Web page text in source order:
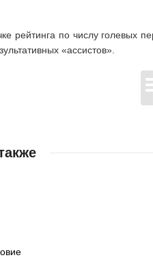
рейтинга по числу голевых
«ассистов».